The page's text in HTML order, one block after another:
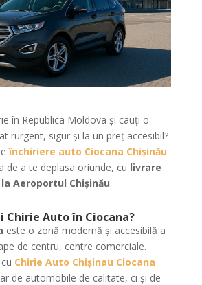
în Republica Moldova și cauți o
rurgent, sigur și la un preț accesibil?
închiriere auto Ciocana Chișinău
de a te deplasa oriunde, cu livrare
Aeroportul Chișinău.
Chirie Auto în Ciocana?
este o zonă modernă și accesibilă a
de centru, centre comerciale.
Chirie Auto Chişinau Ciocana
de automobile de calitate, ci și de